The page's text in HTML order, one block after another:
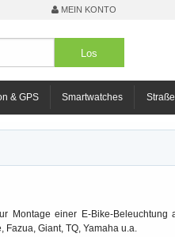
MEIN KONTO
& GPS Smartwatches
Montage einer E-Bike-
Fazua, Giant, TQ, Yamaha u.a.